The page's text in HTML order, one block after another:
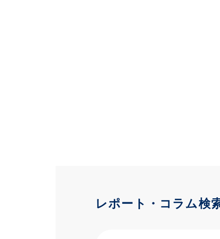
レポート・コラム検